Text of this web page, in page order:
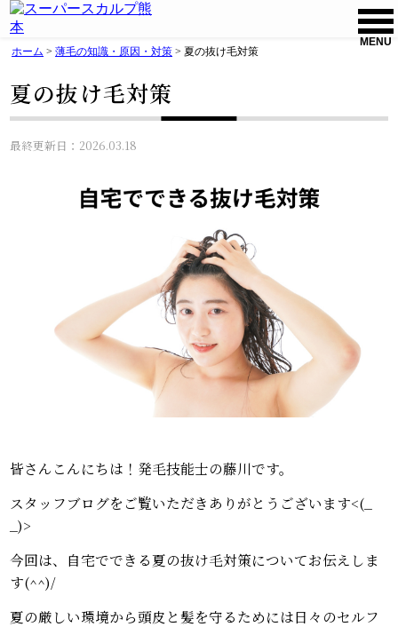
MENU
ホーム >薄毛の知識・原因・対策 >夏の抜け毛対策
夏の抜け毛対策
最終更新日：2026.03.18
皆さんこんにちは！発毛技能士の藤川です。
スタッフブログをご覧いただきありがとうございます<(_
_)>
今回は、自宅でできる夏の抜け毛対策についてお伝えしま
す(^^)/
夏の厳しい環境から頭皮と髪を守るためには日々のセルフ